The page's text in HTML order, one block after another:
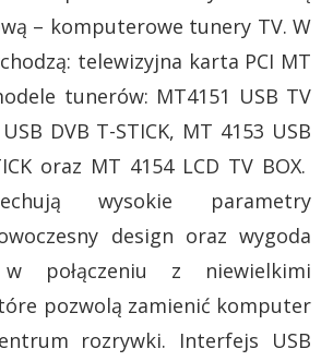
– komputerowe tunery TV. W
telewizyjna karta PCI MT
tunerów: MT4151 USB TV
DVB T-STICK, MT 4153 USB
oraz MT 4154 LCD TV BOX.
wysokie parametry
design oraz wygoda
w połączeniu z niewielkimi
pozwolą zamienić komputer
rozrywki. Interfejs USB